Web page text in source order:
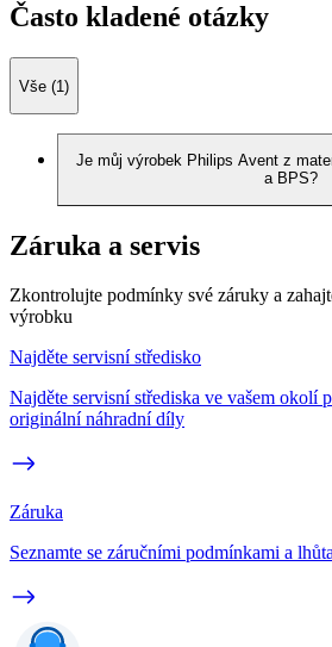
Často kladené otázky
Vše (1)
Je můj výrobek Philips Avent z
a BPS?
Záruka a servis
Zkontrolujte podmínky své záruky a
výrobku
Najděte servisní středisko
Najděte servisní střediska ve vašem okolí
originální náhradní díly
Záruka
Seznamte se záručními podmínkami a